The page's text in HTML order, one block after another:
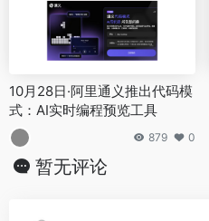
10月28日·阿里通义推出代码模
式：AI实时编程预览工具
879 0
暂无评论